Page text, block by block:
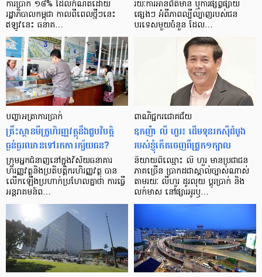
ការ​ប្រាក់ ១៨​% ដែល​កំណត់​ដោយ​
រដ្ឋាភិបាល​កម្ពុជា កាល​ពី​ពេល​ថ្មីៗ​នេះ
ឥឡូវ​នេះ ធនាគ…
រយៈ​ការ​អាន​ព័ត៌មាន ឬ​ការ​ផ្សព្វផ្សាយ​
ផ្សេងៗ អំពី​ភាព​ល្បីល្បាញ​របស់​ជន​
បរទេស​មួយ​ចំនួន ដែល…
បញ្ហា​អត្រា​ការប្រាក់
គ្រឹះស្ថាន​មីក្រូ​ហិរញ្ញវត្ថុ​នឹង​ជួប​វិបត្តិ​
ធ្ងន់ធ្ងរ​ឈាន​ទៅ​រក​ការ​ក្ស័យធន?
ក្រុម​អ្នក​ជំនាញ​នៅ​ក្នុង​វិស័យ​ធនាគារ
ហិរញ្ញវត្ថុ​និង​ប្រតិបត្តិករ​ហិរញ្ញ​វត្ថុ បាន​​
លើក​ឡើង​ប្រហាក់​ប្រហែល​គ្នា​ថា ការ​ធ្វើ​
អន្តរាគមន៍​ព…
ពាណិជ្ជករជោគជ័យ
ឧកញ៉ា លី ហួរ៖ ដើមទុនរកស៊ីដំបូង
របស់ខ្ញុំកើតចេញពីជ្រូក១ក្បាល
និយាយ​ពី​ឈ្មោះ លី ហួរ មាន​ប្រជាជន​
ភាគ​ច្រើន ប្រាកដ​ជា​ស្គាល់​ច្បាស់​ណាស់
តាមរយៈ លីហួរ ដូរ​លុយ ប្តូរ​បា្រក់ និង​
លក់​មាស នៅ​ផ្សារ​អូរ​ឫ…